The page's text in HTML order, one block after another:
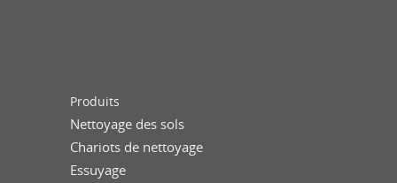
Produits
Nettoyage des sols
Chariots de nettoyage
Essuyage